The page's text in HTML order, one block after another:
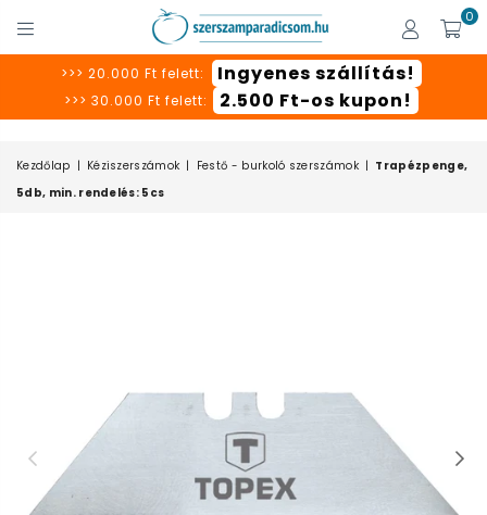
SZERSZÁMPARADICSOM
0
>>> 20.000 Ft felett: Ingyenes szállítás!
>>> 30.000 Ft felett: 2.500 Ft-os kupon!
Kezdőlap | Kéziszerszámok | Festő - burkoló szerszámok | Trapézpenge,
5db, min. rendelés: 5cs